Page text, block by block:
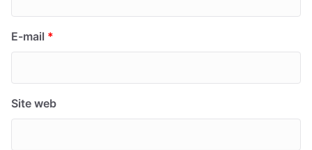
E-mail *
Site web